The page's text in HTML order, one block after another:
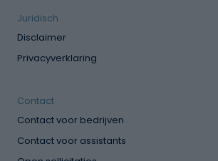
Juridisch
Disclaimer
Privacyverklaring
Contact
Contact voor bedrijven
Contact voor assistants